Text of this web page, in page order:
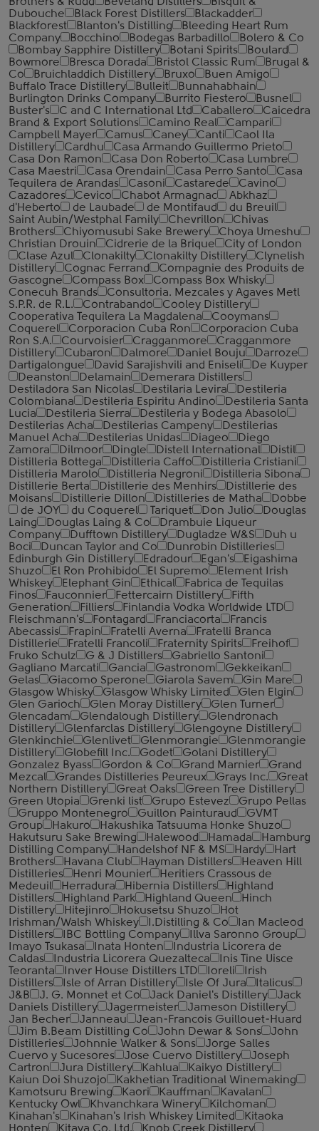
Dubouche
Black Forest Distillers
Blackadder
Blackforest
Blanton's Distilling
Bleeding Heart Rum
Company
Bocchino Bodegas Barbadillo
Bolero & Co
Bombay Sapphire Distillery
Botani Spirits
Boulard
Bowmore
Bresca Dorada Bristol Classic Rum
Brugal &
Co
Bruichladdich Distillery Bruxo
Buen Amigo
Buffalo Trace Distillery
Bulleit
Bunnahabhain
Burlington Drinks Company
Burrito Fiestero
Busnel
Buster's
C and C International Ltd Caballero
Caicedra
Brand & Export Solutions
Camino Real
Campari
Campbell Mayer
Camus Caney Canti
Caol Ila
Distillery
Cardhu
Casa Armando Guillermo Prieto
Casa Don Ramon
Casa Don Roberto
Casa Lumbre
Casa Maestri
Casa Orendain Casa Perro Santo
Casa
Tequilera de Arandas
Casoni Castarede
Cavino
Cazadores
Cevico Chabot Armagnac
Abkhaz
d'Heberto
de Laubade de Montifaud
du Breuil
Saint Aubin/Westphal Family
Chevrillon
Chivas
Brothers
Chiyomusubi Sake Brewery
Choya Umeshu
Christian Drouin
Cidrerie de la Brique
City of London
Clase Azul
Clonakilty Clonakilty Distillery
Clynelish
Distillery
Cognac Ferrand
Compagnie des Produits de
Gascogne
Compass Box
Compass Box Whisky
Conecuh Brands
Consultoria. Mezcales y Agaves Metl
S.P.R. de R.L.
Contrabando
Cooley Distillery
Cooperativa Tequilera La Magdalena
Cooymans
Coquerel
Corporacion Cuba Ron
Corporacion Cuba
Ron S.A.
Courvoisier Cragganmore
Cragganmore
Distillery
Cubaron Dalmore Daniel Bouju
Darroze
Dartigalongue
David Sarajishvili and Eniseli
De Kuyper
Deanston
Delamain
Demerara Distillers
Destiladora San Nicolas
Destilaria Levira
Destileria
Colombiana
Destileria Espiritu Andino
Destileria Santa
Lucia
Destileria Sierra
Destileria y Bodega Abasolo
Destilerias Acha
Destilerias Campeny
Destilerias
Manuel Acha
Destilerias Unidas Diageo
Diego
Zamora
Dilmoor Dingle Distell International
Distil
Distilleria Bottega
Distilleria Caffo
Distilleria Cristiani
Distilleria Marolo
Distilleria Negroni
Distilleria Sibona
Distillerie Berta
Distillerie des Menhirs
Distillerie des
Moisans
Distillerie Dillon Distilleries de Matha
Dobbe
de JOY
du Coquerel Tariquet Don Julio
Douglas
Laing
Douglas Laing & Co
Drambuie Liqueur
Company
Dufftown Distillery Dugladze W&S
Duh u
Boci
Duncan Taylor and Co
Dunrobin Distilleries
Edinburgh Gin Distillery
Edradour Egan's
Eigashima
Shuzo
El Ron Prohibido El Supremo
Element Irish
Whiskey
Elephant Gin Ethical
Fabrica de Tequilas
Finos
Fauconnier Fettercairn Distillery
Fifth
Generation
Filliers
Finlandia Vodka Worldwide LTD
Fleischmann's
Fontagard Franciacorta
Francis
Abecassis
Frapin Fratelli Averna
Fratelli Branca
Distillerie
Fratelli ‎Francoli Fraternity Spirits
Freihof
Fruko Schulz
G & J Distillers
Gabriello Santoni
Gagliano Marcati
Gancia Gastronom
Gekkeikan
Gelas
Giacomo Sperone Giarola Savem
Gin Mare
Glasgow Whisky
Glasgow Whisky Limited
Glen Elgin
Glen Garioch
Glen Moray Distillery
Glen Turner
Glencadam
Glendalough Distillery
Glendronach
Distillery
Glenfarclas Distillery
Glengoyne Distillery
Glenkinchie
Glenlivet Glenmorangie
Glenmorangie
Distillery
Globefill Inc. Godet
Golani Distillery
Gonzalez Byass
Gordon & Co Grand Marnier
Grand
Mezcal
Grandes Distilleries Peureux Grays Inc.
Great
Northern Distillery
Great Oaks
Green Tree Distillery
Green Utopia
Grenki list Grupo Estevez
Grupo Pellas
Gruppo Montenegro
Guillon Painturaud
GVMT
Group
Hakuro
Hakushika Tatsuuma Honke Shuzo
Hakutsuru Sake Brewing
Halewood Hamada
Hamburg
Distilling Company
Handelshof NF & MS Hardy
Hart
Brothers
Havana Club Hayman Distillers
Heaven Hill
Distilleries
Henri Mounier
Heritiers Crassous de
Medeuil
Herradura Hibernia Distillers
Highland
Distillers
Highland Park Highland Queen
Hinch
Distillery
Hitejinro Hokusetsu Shuzo
Hot
Irishman/Walsh Whiskey
I.Distilling & Co
Ian Macleod
Distillers
IBC Bottling Company
Illva Saronno Group
Imayo Tsukasa
Inata Honten
Industria Licorera de
Caldas
Industria Licorera Quezalteca
Inis Tine Uisce
Teoranta
Inver House Distillers LTD Ioreli
Irish
Distillers
Isle of Arran Distillery Isle Of Jura
Italicus
J&B
J. G. Monnet et Co Jack Daniel's Distillery
Jack
Daniels Distillery
Jagermeister
Jameson Distillery
Jan Becher
Janneau
Jean-Francois Guillouet-Huard
Jim B.Beam Distilling Co
John Dewar & Sons
John
Distilleries
Johnnie Walker & Sons
Jorge Salles
Cuervo y Sucesores
Jose Cuervo Distillery
Joseph
Cartron
Jura Distillery Kahlua
Kaikyo Distillery
Kaiun Doi Shuzojo
Kakhetian Traditional Winemaking
Kamotsuru Brewing
Kaori Kauffman
Kavalan
Kentucky Owl
Khvanchkara Winery
Kilchoman
Kinahan's
Kinahan's Irish Whiskey Limited
Kitaoka